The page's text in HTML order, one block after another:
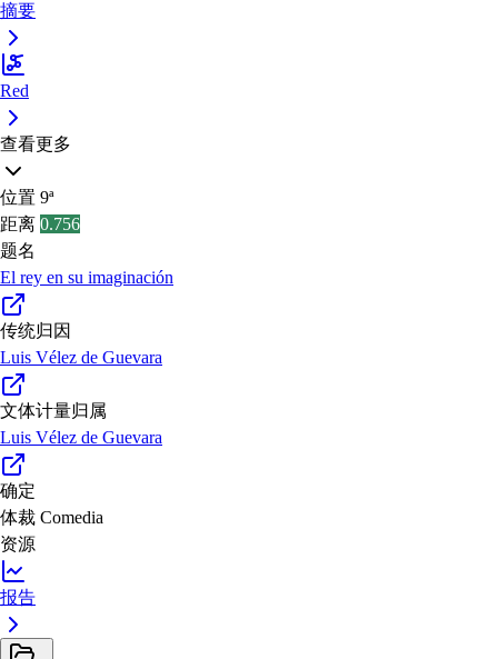
摘要
Red
查看更多
位置 9ª
距离 0.756
题名
El rey en su imaginación
传统归因
Luis Vélez de Guevara
文体计量归属
Luis Vélez de Guevara
确定
体裁 Comedia
资源
报告